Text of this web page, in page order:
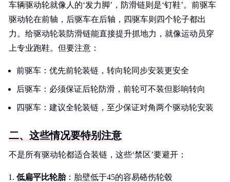
车辆驱动轮就像人的‘发力脚’，防滑链则是‘钉鞋’。前驱车
驱动轮在前轴，后驱车在后轴，四驱车则四个轮子都出
力。给驱动轮装防滑链能直接提升抓地力，就像运动员穿
上专业跑鞋。但要注意：
前驱车：优先前轮装链，转向轮同步安装更安全
后驱车：必须保证后轮防滑，前轮可不装但影响转向
四驱车：建议全轮装链，至少保证对角两个驱动轮安装
二、这些情况要特别注意
不是所有驱动轮都适合装链，这些‘禁区’要避开：
低扁平比轮胎：胎壁低于45的容易硌伤轮毂